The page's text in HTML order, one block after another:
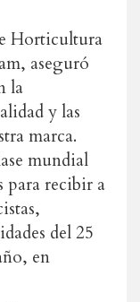
Horticultura
aseguró
la
y las
marca.
mundial
para recibir a
del 25
en